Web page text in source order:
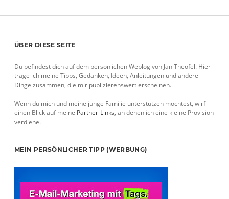
Sidebar
ÜBER DIESE SEITE
Du befindest dich auf dem persönlichen Weblog von Jan Theofel. Hier
trage ich meine Tipps, Gedanken, Ideen, Anleitungen und andere
Dinge zusammen, die mir publizierenswert erscheinen.
Wenn du mich und meine junge Familie unterstützen möchtest, wirf
einen Blick auf meine Partner-Links, an denen ich eine kleine Provision
verdiene.
MEIN PERSÖNLICHER TIPP (WERBUNG)